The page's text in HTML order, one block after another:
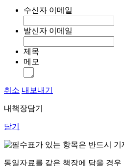
수신자 이메일
발신자 이메일
제목
메모
취소 내보내기
내책장담기
닫기
표가 있는 항목은 반드시
동일자료를 같은 책장에 담을 경